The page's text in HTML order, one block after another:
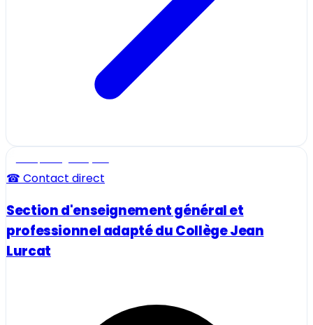
☎ Contact direct
Section d'enseignement général et
professionnel adapté du Collège Jean
Lurcat